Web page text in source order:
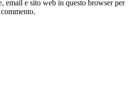
email e sito web in questo browser per